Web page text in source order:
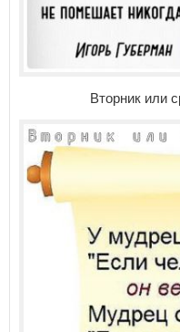
Вторник или